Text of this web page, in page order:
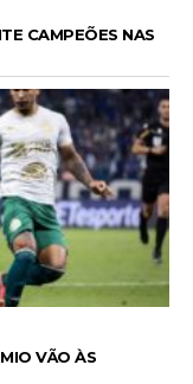
CAMPEÕES NAS
VÃO ÀS